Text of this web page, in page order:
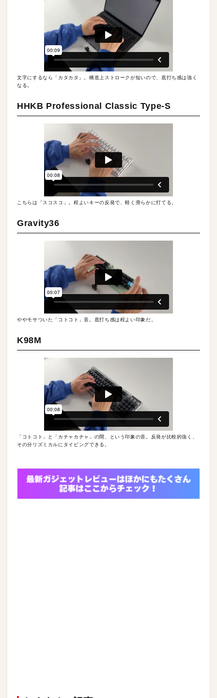
文字にするなら「カタカタ」。構造上ストロークが短いので、底打ち感は強く
なる。
HHKB Professional Classic Type-S
こちらは「スコスコ」。程よいキーの反発で、軽く滑らかに打てる。
Gravity36
ややモサついた「コトコト」音。底打ち感は程よい印象だ。
K98M
「コトコト」と「カチャカチャ」の間、という印象の音。反発が比較的強く、
その分リズミカルにタイピングできる。